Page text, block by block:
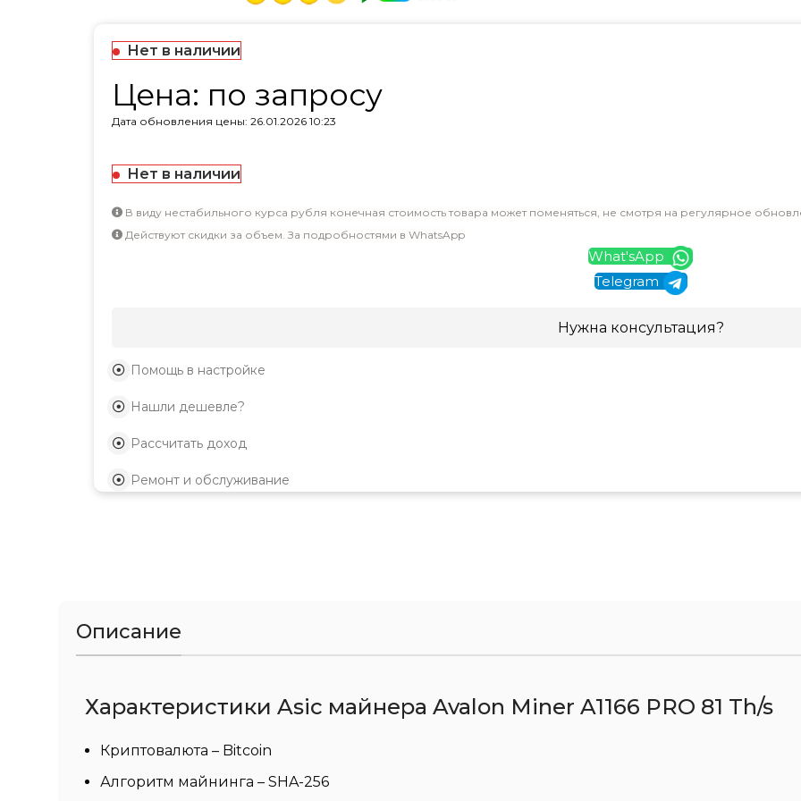
Нет в наличии
Цена: по запросу
Дата обновления цены: 26.01.2026 10:23
Нет в наличии
В виду нестабильного курса рубля конечная стоимость товара может поменяться, не смотря на регулярное
Действуют скидки за объем. За подробностями в WhatsApp
What'sApp
Telegram
Нужна консультация?
Помощь в настройке
Нашли дешевле?
Рассчитать доход
Ремонт и обслуживание
Описание
Характеристики Asic майнера Avalon Miner A1166 PRO 81 Th/s
Криптовалюта – Bitcoin
Алгоритм майнинга – SHA-256